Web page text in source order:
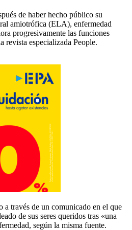
de haber hecho público su
amiotrófica (ELA), enfermedad
progresivamente las funciones
revista especializada People.
a través de un comunicado en el que
de sus seres queridos tras «una
según la misma fuente.